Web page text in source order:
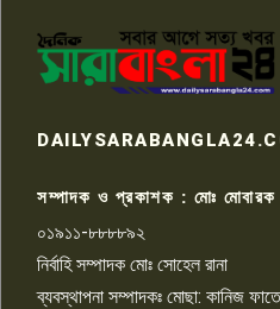
৭
৯
সম্পাদক ও প্রকাশক : মোঃ
০১৯১১-৮৮৮৮৯২
নির্বাহি সম্পাদক মোঃ সোহেল রানা
ব্যবস্থাপনা সম্পাদকঃ মোছা: কানিজ